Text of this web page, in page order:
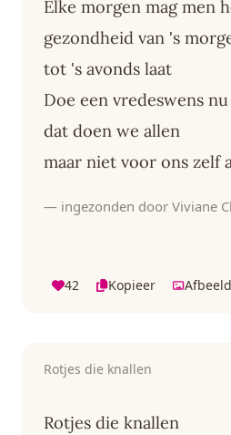
Elke morgen mag men
gezondheid van 's
tot 's avonds laat
Doe een vredeswens
dat doen we allen
maar niet voor ons zelf
— ingezonden door Viviane
42 Kopieer
Rotjes die knallen
Rotjes die knallen